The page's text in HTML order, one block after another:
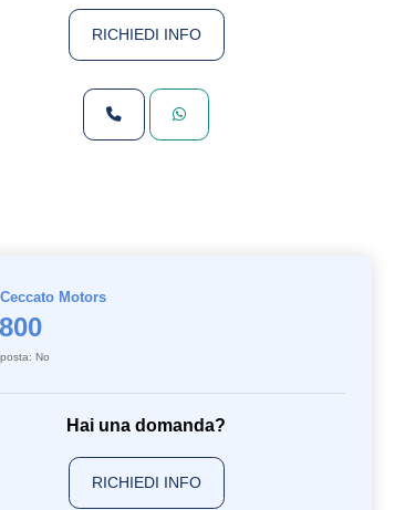
RICHIEDI INFO
Motors
No
Hai una domanda?
RICHIEDI INFO